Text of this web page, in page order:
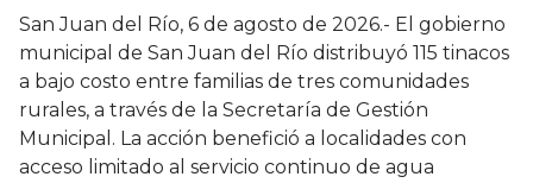
San Juan del Río, 6 de agosto de 2026.- El gobierno
municipal de San Juan del Río distribuyó 115 tinacos
a bajo costo entre familias de tres comunidades
rurales, a través de la Secretaría de Gestión
Municipal. La acción benefició a localidades con
acceso limitado al servicio continuo de agua